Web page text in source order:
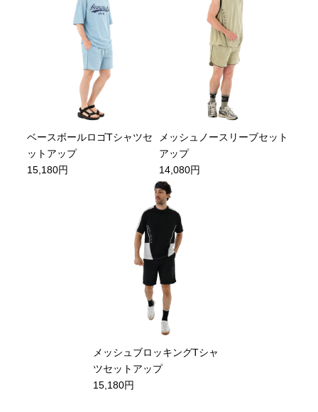
ベースボールロゴTシャツセ
ットアップ
15,180円
メッシュノースリーブセット
アップ
14,080円
メッシュブロッキングTシャ
ツセットアップ
15,180円